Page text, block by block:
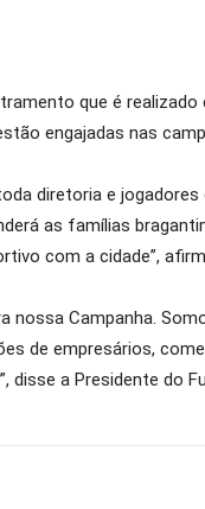
que é
engajadas nas
diretoria e jogadores
as famílias
com a cidade”,
nossa Campanha.
de empresários,
a Presidente do